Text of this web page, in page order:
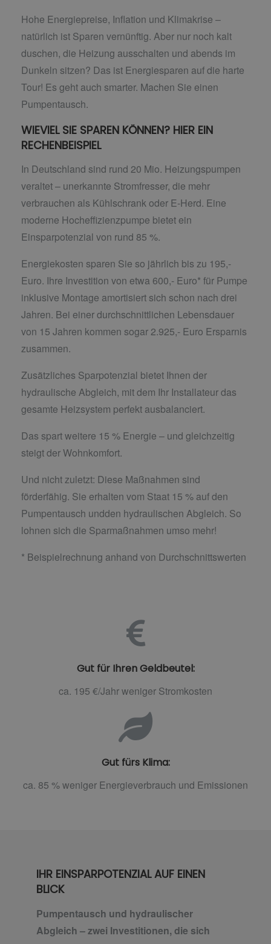
Hohe Energiepreise, Inflation und Klimakrise –
natürlich ist Sparen vernünftig. Aber nur noch kalt
duschen, die Heizung ausschalten und abends im
Dunkeln sitzen? Das ist Energiesparen auf die harte
Tour! Es geht auch smarter. Machen Sie einen
Pumpentausch.
WIEVIEL SIE SPAREN KÖNNEN? HIER EIN
RECHENBEISPIEL
In Deutschland sind rund 20 Mio. Heizungspumpen
veraltet – unerkannte Stromfresser, die mehr
verbrauchen als Kühlschrank oder E-Herd. Eine
moderne Hocheffizienzpumpe bietet ein
Einsparpotenzial von rund 85 %.
Energiekosten sparen Sie so jährlich bis zu 195,-
Euro. Ihre Investition von etwa 600,- Euro* für Pumpe
inklusive Montage amortisiert sich schon nach drei
Jahren. Bei einer durchschnittlichen Lebensdauer
von 15 Jahren kommen sogar 2.925,- Euro Ersparnis
zusammen.
Zusätzliches Sparpotenzial bietet Ihnen der
hydraulische Abgleich, mit dem Ihr Installateur das
gesamte Heizsystem perfekt ausbalanciert.
Das spart weitere 15 % Energie – und gleichzeitig
steigt der Wohnkomfort.
Und nicht zuletzt: Diese Maßnahmen sind
förderfähig. Sie erhalten vom Staat 15 % auf den
Pumpentausch undden hydraulischen Abgleich. So
lohnen sich die Sparmaßnahmen umso mehr!
* Beispielrechnung anhand von Durchschnittswerten
Gut für Ihren Geldbeutel:
ca. 195 €/Jahr weniger Stromkosten
Gut fürs Klima:
ca. 85 % weniger Energieverbrauch und Emissionen
IHR EINSPARPOTENZIAL AUF EINEN
BLICK
Pumpentausch und hydraulischer
Abgleich – zwei Investitionen, die sich